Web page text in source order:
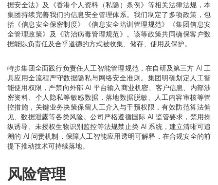
据安全法》及《香港个人资料（私隐）条例》等相关法律法规，本
集团持续完善我们的信息安全管理体系。我们制定了多项政策，包
括《信息安全保密制度》《信息安全培训管理规范》《集团信息安
全管理政策》及《防治病毒管理规范》。该等政策共同确保客户数
据能以负责任及合乎道德的方式被收集、储存、使用及保护。
特步集团全面践行负责任人工智能管理规范，在自研及第三方 AI 工
具应用全流程严守数据隐私与网络安全准则。集团明确划定人工智
能使用权限，严禁向外部 AI 平台输入商业机密、客户信息、内部涉
密资料、个人隐私等敏感数据，落地数据脱敏、人工内容审核等管
控措施，关键业务决策保留人工介入与干预权限，有效防范算法偏
见、数据泄露等各类风险。公司严格遵循国际 AI 监管要求，禁用操
纵诱导、未授权生物识别监控等法规禁止类 AI 系统，建立清晰可追
溯的 AI 问责机制，保障人工智能应用透明可解释，在合规安全的前
提下推动技术可持续落地。
风险管理